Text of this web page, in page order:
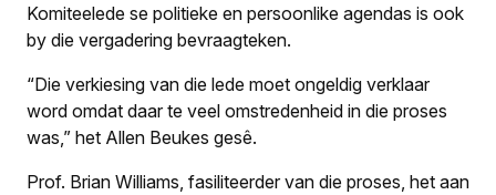
Komiteelede se politieke en persoonlike agendas is ook
by die vergadering bevraagteken.
“Die verkiesing van die lede moet ongeldig verklaar
word omdat daar te veel omstredenheid in die proses
was,” het Allen Beukes gesê.
Prof. Brian Williams, fasiliteerder van die proses, het aan